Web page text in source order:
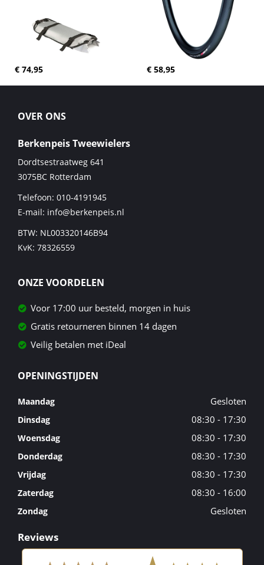
€ 74,95 € 58,95
OVER ONS
Berkenpeis Tweewielers
Dordtsestraatweg 641
3075BC Rotterdam
Telefoon: 010-4191945
E-mail: info@berkenpeis.nl
BTW: NL003320146B94
KvK: 78326559
ONZE VOORDELEN
Voor 17:00 uur besteld, morgen in huis
Gratis retourneren binnen 14 dagen
Veilig betalen met iDeal
OPENINGSTIJDEN
Maandag Gesloten
Dinsdag 08:30 - 17:30
Woensdag 08:30 - 17:30
Donderdag 08:30 - 17:30
Vrijdag 08:30 - 17:30
Zaterdag 08:30 - 16:00
Zondag Gesloten
Reviews